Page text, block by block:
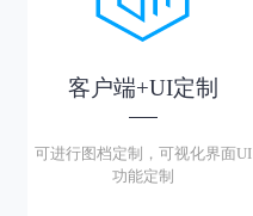
客户端+UI定制
可进行图档定制，可视化界面UI
功能定制